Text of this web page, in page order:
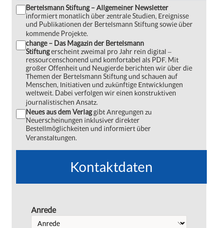
Bertelsmann Stiftung – Allgemeiner Newsletter
informiert monatlich über zentrale Studien, Ereignisse
und Publikationen der Bertelsmann Stiftung sowie über
kommende Projekte.
change – Das Magazin der Bertelsmann
Stiftungerscheint zweimal pro Jahr rein digital ‒
ressourcenschonend und komfortabel als PDF. Mit
großer Offenheit und Neugierde berichten wir über die
Themen der Bertelsmann Stiftung und schauen auf
Menschen, Initiativen und zukünftige Entwicklungen
weltweit. Dabei verfolgen wir einen konstruktiven
journalistischen Ansatz.
Neues aus dem Verlaggibt Anregungen zu
Neuerscheinungen inklusiver direkter
Bestellmöglichkeiten und informiert über
Veranstaltungen.
Kontaktdaten
Anrede